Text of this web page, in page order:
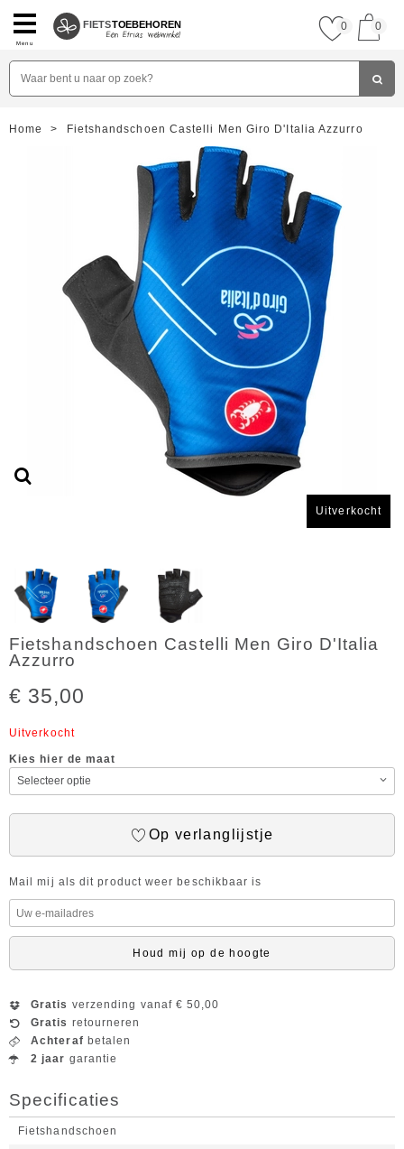
Menu
FIETSTOEBEHOREN 0 0
Home > Fietshandschoen Castelli Men Giro D'Italia Azzurro
Uitverkocht
Fietshandschoen Castelli Men Giro D'Italia
Azzurro
€ 35,00
Uitverkocht
Kies hier de maat
Op verlanglijstje
Mail mij als dit product weer beschikbaar is
Houd mij op de hoogte
Gratis verzending vanaf € 50,00
Gratis retourneren
Achteraf betalen
2 jaar garantie
Specificaties
Fietshandschoen